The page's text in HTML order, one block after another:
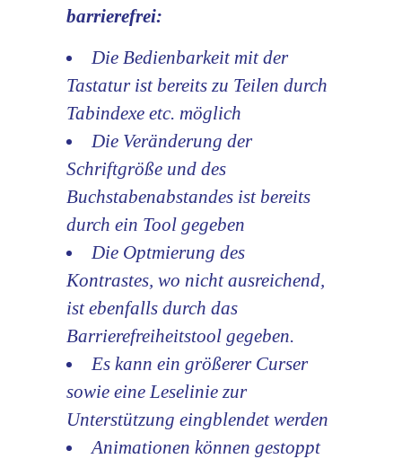
barrierefrei:
Die Bedienbarkeit mit der
Tastatur ist bereits zu Teilen durch
Tabindexe etc. möglich
Die Veränderung der
Schriftgröße und des
Buchstabenabstandes ist bereits
durch ein Tool gegeben
Die Optmierung des
Kontrastes, wo nicht ausreichend,
ist ebenfalls durch das
Barrierefreiheitstool gegeben.
Es kann ein größerer Curser
sowie eine Leselinie zur
Unterstützung eingblendet werden
Animationen können gestoppt